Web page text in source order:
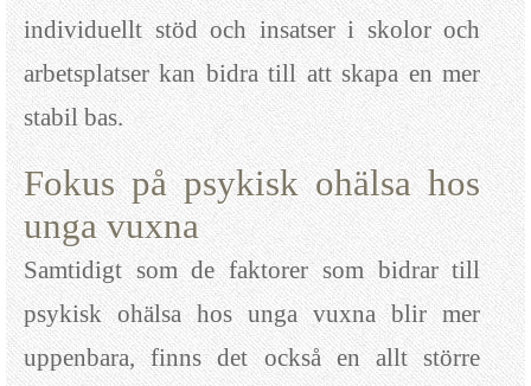
individuellt stöd och insatser i skolor och
arbetsplatser kan bidra till att skapa en mer
stabil bas.
Fokus på psykisk ohälsa hos
unga vuxna
Samtidigt som de faktorer som bidrar till
psykisk ohälsa hos unga vuxna blir mer
uppenbara, finns det också en allt större